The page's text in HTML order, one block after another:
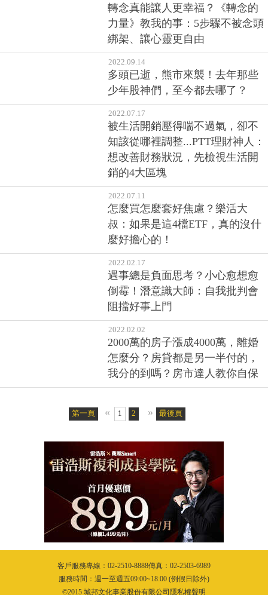
和解，談離婚別為難孩子
2023.04.24
轉念真能讓人更幸福？《轉念的
力量》教我的事：5步驟不被念頭
綁架、讓心靈更自由
2022.09.14
多頭已逝，熊市來襲！去年那些
少年股神們，至今都去哪了？
2022.07.17
被生活開銷壓得喘不過氣，卻不
知該從哪裡調整...PTT理財神人：
想改善財務狀況，先檢視生活開
銷的4大區塊
2022.07.11
怎麼買怎麼套好焦慮？樂活大
叔：如果是這4檔ETF，真的沒什
麼好擔心的！
2022.02.17
遇事總是負面思考？小心愈想愈
倒霉！潛意識大師：自我批判會
阻擋好事上門
2022.02.02
2000萬的房子漲成4000萬，離婚
我分的到嗎？房市達人教你自保